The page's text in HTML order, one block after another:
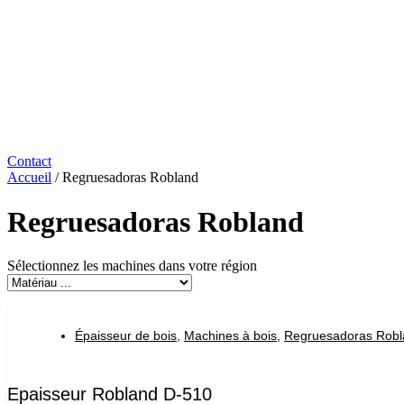
Contact
Accueil / Regruesadoras Robland
Regruesadoras Robland
Sélectionnez les machines dans votre région
Épaisseur de bois, Machines à bois, Regruesadoras
Epaisseur Robland D-510